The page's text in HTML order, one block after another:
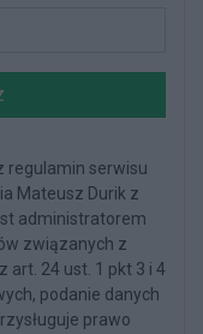
regulamin serwisu
Mateusz Durik z
administratorem
związanych z
art. 24 ust. 1 pkt 3 i 4
podanie danych
prawo